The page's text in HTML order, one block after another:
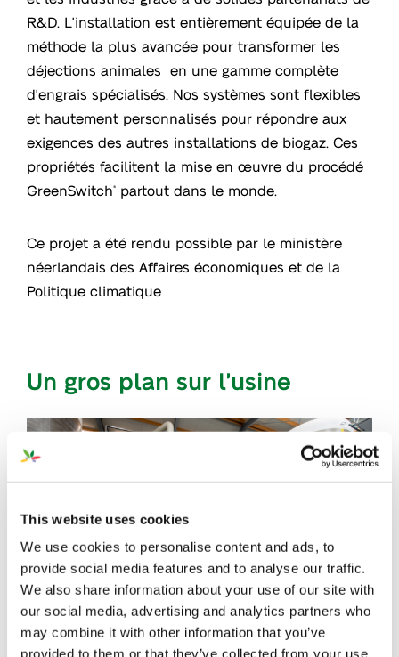
This website uses cookies
We use cookies to personalise content and ads, to
provide social media features and to analyse our traffic.
We also share information about your use of our site with
our social media, advertising and analytics partners who
may combine it with other information that you’ve
provided to them or that they’ve collected from your use
R&D. L'installation est entièrement équipée de la
méthode la plus avancée pour transformer les
déjections animales en une gamme complète
d'engrais spécialisés. Nos systèmes sont flexibles
et hautement personnalisés pour répondre aux
exigences des autres installations de biogaz. Ces
propriétés facilitent la mise en œuvre du procédé
GreenSwitch® partout dans le monde.
Ce projet a été rendu possible par le ministère
néerlandais des Affaires économiques et de la
Politique climatique
Un gros plan sur l'usine